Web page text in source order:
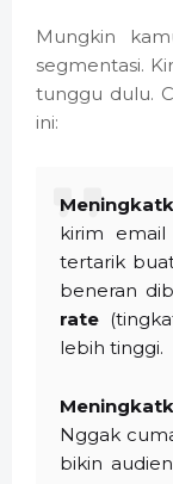
Mungkin
segmentasi.
tunggu dulu.
ini:
kirim email
tertarik
beneran
rate
lebih tinggi.
Nggak
bikin